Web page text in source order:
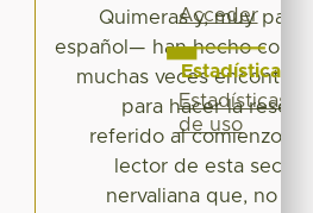
Quimeras y, muy
español— han hecho
muchas veces
para hacer la
referido al comienzo
lector de esta
nervaliana que, no
Acceder
Estadísticas
Estadísticas
de uso